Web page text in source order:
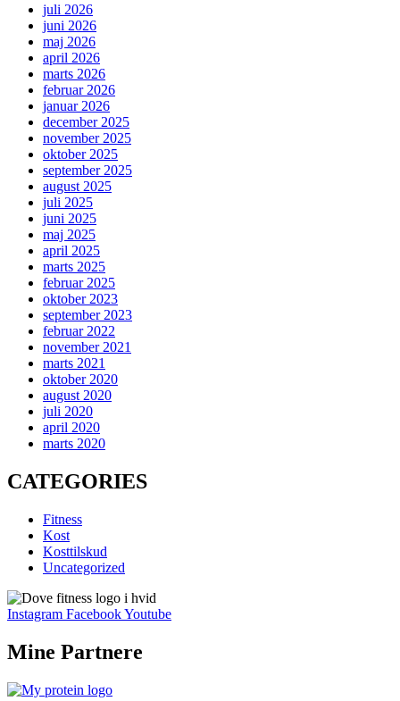
juli 2026
juni 2026
maj 2026
april 2026
marts 2026
februar 2026
januar 2026
december 2025
november 2025
oktober 2025
september 2025
august 2025
juli 2025
juni 2025
maj 2025
april 2025
marts 2025
februar 2025
oktober 2023
september 2023
februar 2022
november 2021
marts 2021
oktober 2020
august 2020
juli 2020
april 2020
marts 2020
CATEGORIES
Fitness
Kost
Kosttilskud
Uncategorized
Instagram FacebookYoutube
Mine Partnere